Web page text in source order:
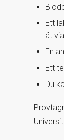
Ett
åt
En
Ett
Du